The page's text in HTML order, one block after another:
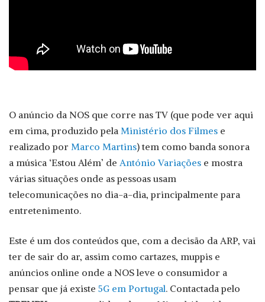
O anúncio da NOS que corre nas TV (que pode ver aqui
em cima, produzido pela Ministério dos Filmes e
realizado por Marco Martins) tem como banda sonora
a música ‘Estou Além’ de António Variações e mostra
várias situações onde as pessoas usam
telecomunicações no dia-a-dia, principalmente para
entretenimento.
Este é um dos conteúdos que, com a decisão da ARP, vai
ter de sair do ar, assim como cartazes, muppis e
anúncios online onde a NOS leve o consumidor a
pensar que já existe 5G em Portugal. Contactada pelo